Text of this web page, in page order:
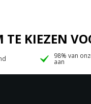
TE KIEZEN
98% van
aan